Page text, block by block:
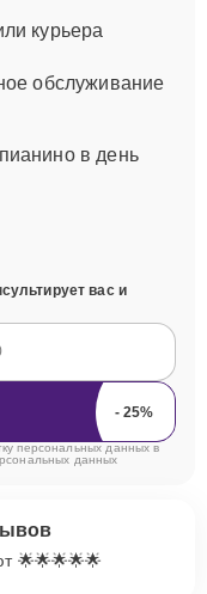
курьера
обслуживание
в день
вас и
персональных данных в
данных
🌟🌟🌟🌟🌟